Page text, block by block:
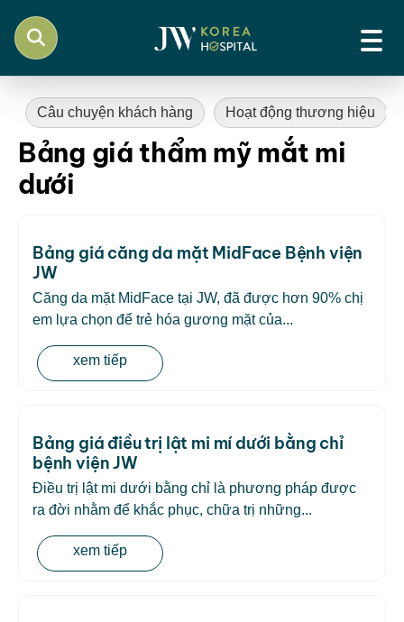
Câu chuyện khách hàng Hoạt động thương hiệu
Bảng giá thẩm mỹ mắt mi
dưới
Bảng giá căng da mặt MidFace Bệnh viện
JW
Căng da mặt MidFace tại JW, đã được hơn 90% chị
em lựa chọn để trẻ hóa gương mặt của...
xem tiếp
Bảng giá điều trị lật mi mí dưới bằng chỉ
bệnh viện JW
Điều trị lật mi dưới bằng chỉ là phương pháp được
ra đời nhằm để khắc phục, chữa trị những...
xem tiếp